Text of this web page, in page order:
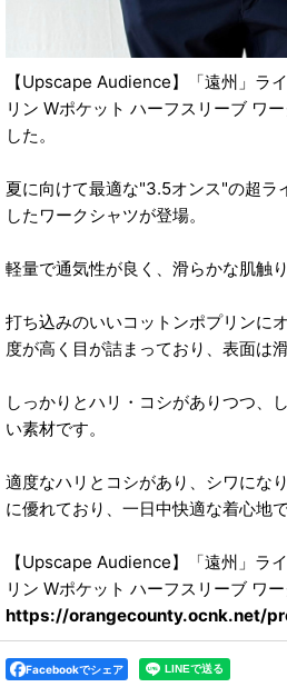
【Upscape Audience】「遠州」ラ
リン Wポケット ハーフスリーブ ワ
した。
夏に向けて最適な"3.5オンス"の超ラ
したワークシャツが登場。
軽量で通気性が良く、滑らかな肌触り
打ち込みのいいコットンポプリンに
度が高く目が詰まっており、表面は
しっかりとハリ・コシがありつつ、
い素材です。
適度なハリとコシがあり、シワにな
に優れており、一日中快適な着心地で
【Upscape Audience】「遠州」ラ
リン Wポケット ハーフスリーブ ワ
https://orangecounty.ocnk.net/
Facebookでシェア